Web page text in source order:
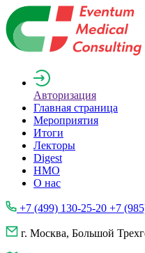
Авторизация
Главная страница
Мероприятия
Итоги
Лекторы
Digest
НМО
О нас
+7 (499) 130-25-20 +7
г. Москва, Большой